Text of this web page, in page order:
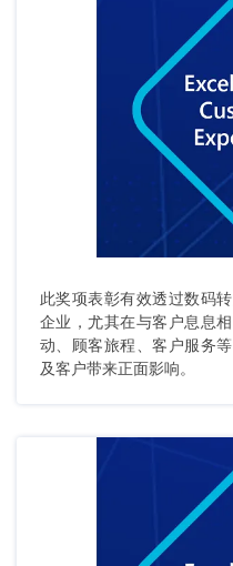
此奖项表彰有效透过数码
企业，尤其在与客户息息
动、顾客旅程、客户服务
及客户带来正面影响。